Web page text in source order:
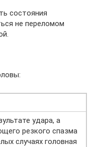
состояния
не переломом
удара, а
резкого спазма
случаях головная